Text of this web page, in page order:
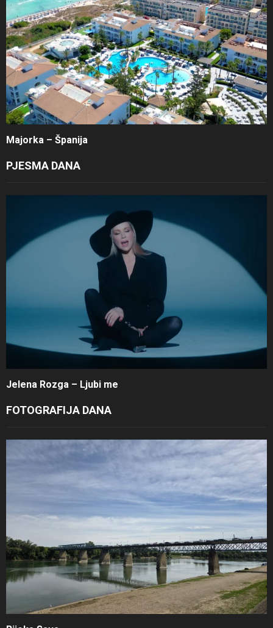
Majorka – Španija
PJESMA DANA
Jelena Rozga – Ljubi me
FOTOGRAFIJA DANA